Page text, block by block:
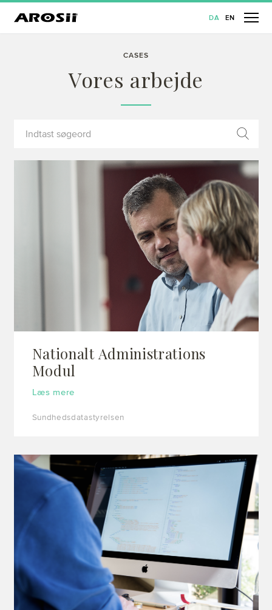
DA EN
CASES
Vores arbejde
Nationalt Administrations
Modul
Læs mere
Sundhedsdatastyrelsen